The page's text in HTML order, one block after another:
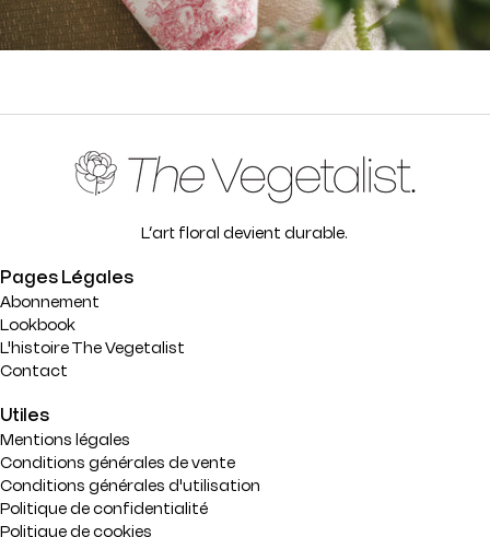
L’art floral devient durable.
Pages Légales
Abonnement
Lookbook
L'histoire The Vegetalist
Contact
Utiles
Mentions légales
Conditions générales de vente
Conditions générales d'utilisation
Politique de confidentialité
Politique de cookies